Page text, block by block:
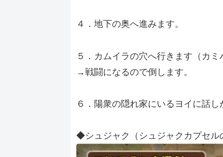
４．地下の奥へ進みます。
５．カムイラの穴へ行きます（カ
→戦闘になるので倒します。
６．陽衆の隠れ家にいるヨイに話
◆シュジャク（シュジャクカプセル